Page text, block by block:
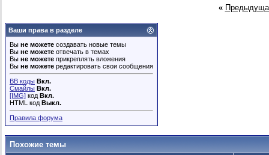
«
Ваши права в разделе
Вы не можете создавать новые темы
Вы не можете отвечать в темах
Вы не можете прикреплять вложения
Вы не можете редактировать свои сообщения
BB коды Вкл.
Смайлы Вкл.
[IMG] код Вкл.
HTML код Выкл.
Правила форума
Похожие темы